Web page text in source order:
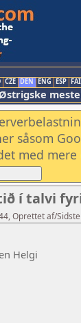
CZE DEN ENG ESP FAI
Østrigske
såsom
med
í talvi
Oprettet af/
Helgi